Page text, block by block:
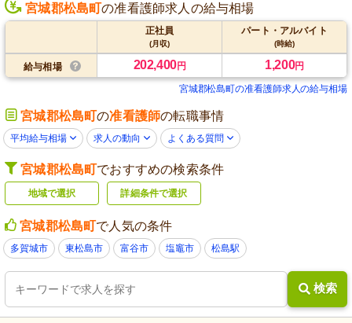
宮城郡松島町の准看護師求人の給与相場
正社員
(月収)
パート・アルバイト
(時給)
給与相場 202,400円 1,200円
宮城郡松島町の准看護師求人の給与相場
宮城郡松島町の准看護師の転職事情
平均給与相場 求人の動向 よくある質問
宮城郡松島町でおすすめの検索条件
地域で選択 詳細条件で選択
宮城郡松島町で人気の条件
多賀城市 東松島市 富谷市 塩竈市 松島駅
検索